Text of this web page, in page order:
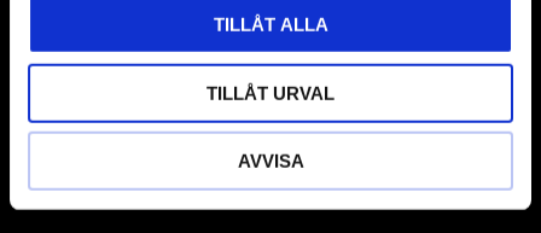
TILLÅT ALLA
TILLÅT URVAL
AVVISA
BUTIK